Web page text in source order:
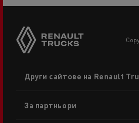
menu
Други сайтове на Renault
За партньори